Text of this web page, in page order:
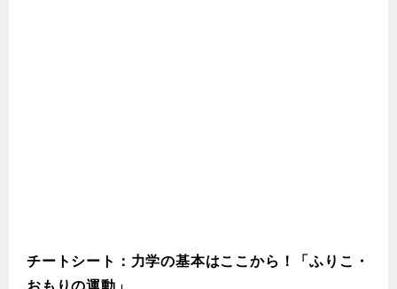
チートシート：力学の基本はここから！「ふりこ・